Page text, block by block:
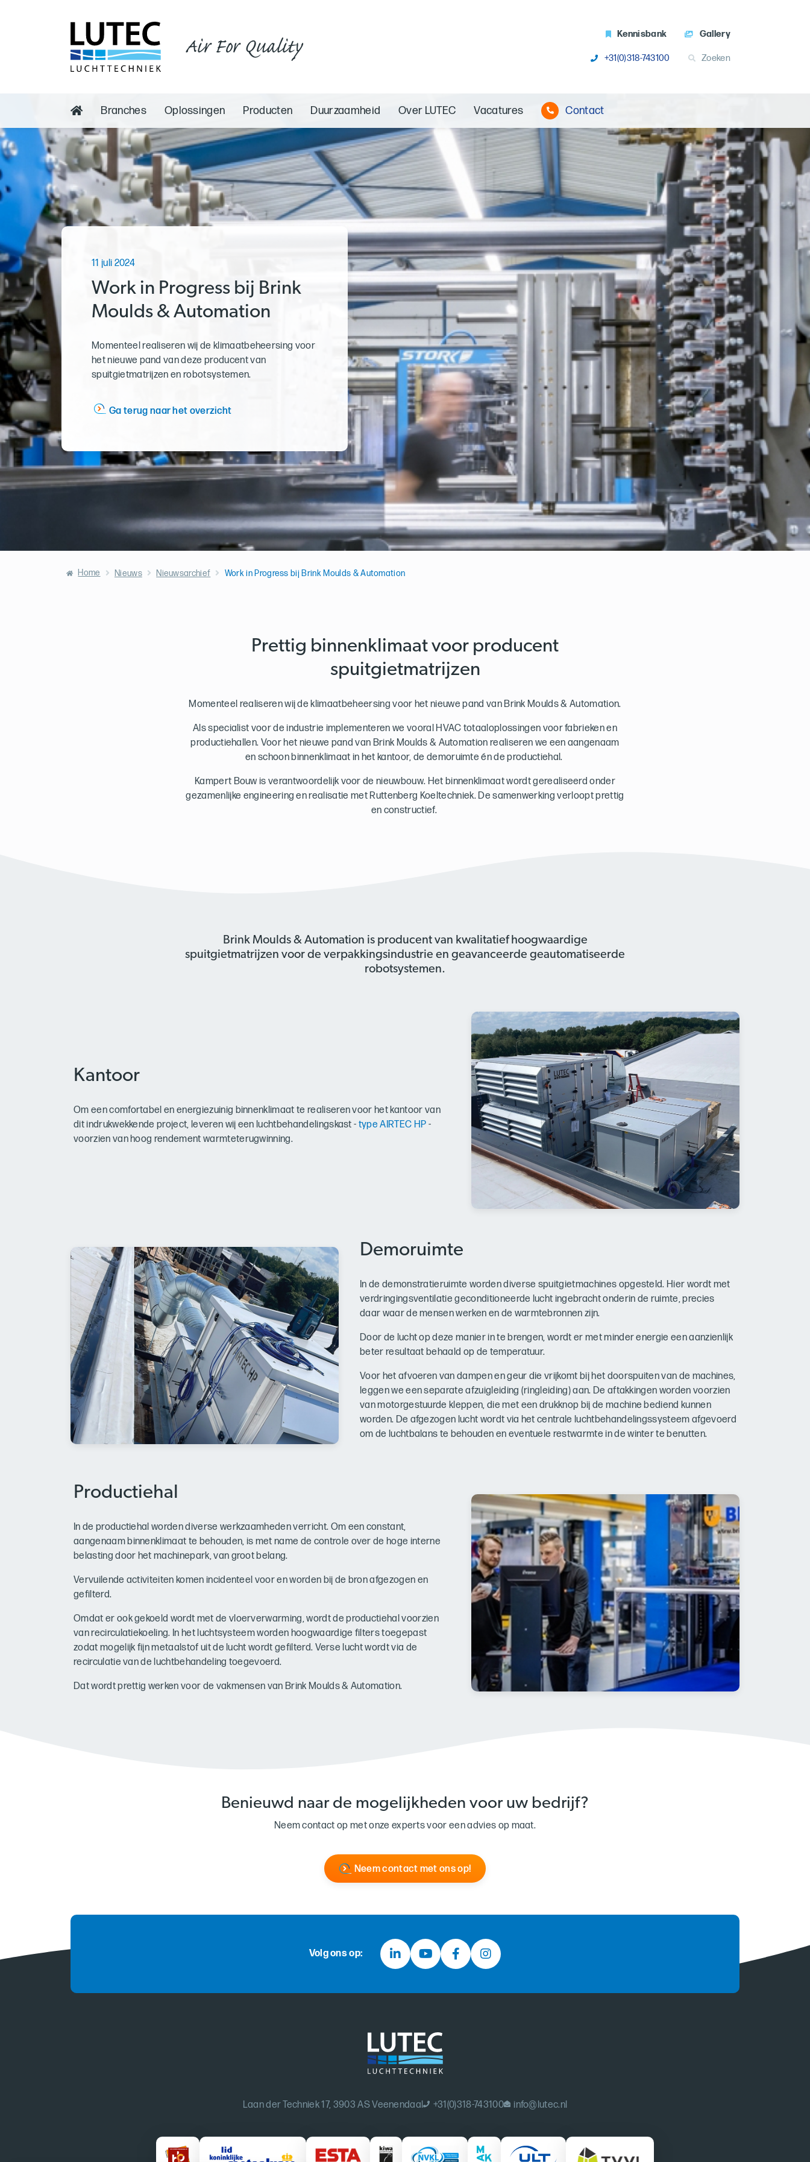
Air For Quality Kennisbank Gallery
+31(0)318-743100 Zoeken
Branches Oplossingen Producten Duurzaamheid Over LUTEC Vacatures Contact
11 juli 2024
Work in Progress bij Brink
Moulds & Automation
Momenteel realiseren wij de klimaatbeheersing voor
het nieuwe pand van deze producent van
spuitgietmatrijzen en robotsystemen.
Ga terug naar het overzicht
Home Nieuws Nieuwsarchief Work in Progress bij Brink Moulds & Automation
Prettig binnenklimaat voor producent
spuitgietmatrijzen
Momenteel realiseren wij de klimaatbeheersing voor het nieuwe pand van Brink Moulds & Automation.
Als specialist voor de industrie implementeren we vooral HVAC totaaloplossingen voor fabrieken en
productiehallen. Voor het nieuwe pand van Brink Moulds & Automation realiseren we een aangenaam
en schoon binnenklimaat in het kantoor, de demoruimte én de productiehal.
Kampert Bouw is verantwoordelijk voor de nieuwbouw. Het binnenklimaat wordt gerealiseerd onder
gezamenlijke engineering en realisatie met Ruttenberg Koeltechniek. De samenwerking verloopt prettig
en constructief.
Brink Moulds & Automation is producent van kwalitatief hoogwaardige
spuitgietmatrijzen voor de verpakkingsindustrie en geavanceerde geautomatiseerde
robotsystemen.
Kantoor
Om een comfortabel en energiezuinig binnenklimaat te realiseren voor het kantoor van
dit indrukwekkende project, leveren wij een luchtbehandelingskast - type AIRTEC HP -
voorzien van hoog rendement warmteterugwinning.
Demoruimte
In de demonstratieruimte worden diverse spuitgietmachines opgesteld. Hier wordt met
verdringingsventilatie geconditioneerde lucht ingebracht onderin de ruimte, precies
daar waar de mensen werken en de warmtebronnen zijn.
Door de lucht op deze manier in te brengen, wordt er met minder energie een aanzienlijk
beter resultaat behaald op de temperatuur.
Voor het afvoeren van dampen en geur die vrijkomt bij het doorspuiten van de machines,
leggen we een separate afzuigleiding (ringleiding) aan. De aftakkingen worden voorzien
van motorgestuurde kleppen, die met een drukknop bij de machine bediend kunnen
worden. De afgezogen lucht wordt via het centrale luchtbehandelingssysteem afgevoerd
om de luchtbalans te behouden en eventuele restwarmte in de winter te benutten.
Productiehal
In de productiehal worden diverse werkzaamheden verricht. Om een constant,
aangenaam binnenklimaat te behouden, is met name de controle over de hoge interne
belasting door het machinepark, van groot belang.
Vervuilende activiteiten komen incidenteel voor en worden bij de bron afgezogen en
gefilterd.
Omdat er ook gekoeld wordt met de vloerverwarming, wordt de productiehal voorzien
van recirculatiekoeling. In het luchtsysteem worden hoogwaardige filters toegepast
zodat mogelijk fijn metaalstof uit de lucht wordt gefilterd. Verse lucht wordt via de
recirculatie van de luchtbehandeling toegevoerd.
Dat wordt prettig werken voor de vakmensen van Brink Moulds & Automation.
Benieuwd naar de mogelijkheden voor uw bedrijf?
Neem contact op met onze experts voor een advies op maat.
Neem contact met ons op!
Volg ons op:
Laan der Techniek 17, 3903 AS Veenendaal +31(0)318-743100 info@lutec.nl